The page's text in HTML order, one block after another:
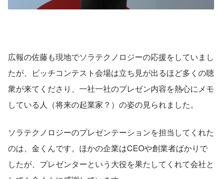
広報の佐藤も現地でソラテクノロジーの応援をしていまし
たが、ピッチコンテスト会場は立ち見が出るほど多くの聴
衆が来てくださり、一社一社のプレゼン内容を熱心にメモ
している人（将来の起業家？）の姿の見られました。
ソラテクノロジーのプレゼンテーションを担当してくれた
のは、金くんです。ほかの企業はCEOや創業者ばかりで
したが、プレゼンターという大役を果たしてくれて会社と